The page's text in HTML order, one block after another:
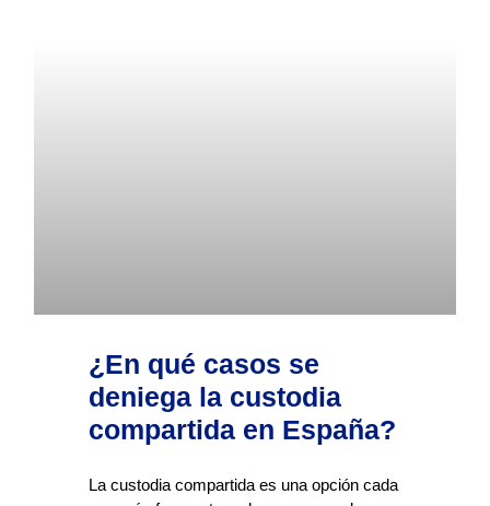
¿En qué casos se
deniega la custodia
compartida en España?
La custodia compartida es una opción cada